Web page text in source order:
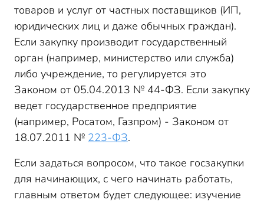
товаров и услуг от частных поставщиков (ИП,
юридических лиц и даже обычных граждан).
Если закупку производит государственный
орган (например, министерство или служба)
либо учреждение, то регулируется это
Законом от 05.04.2013 № 44-ФЗ. Если закупку
ведет государственное предприятие
(например, Росатом, Газпром) - Законом от
18.07.2011 № 223-ФЗ.
Если задаться вопросом, что такое госзакупки
для начинающих, с чего начинать работать,
главным ответом будет следующее: изучение